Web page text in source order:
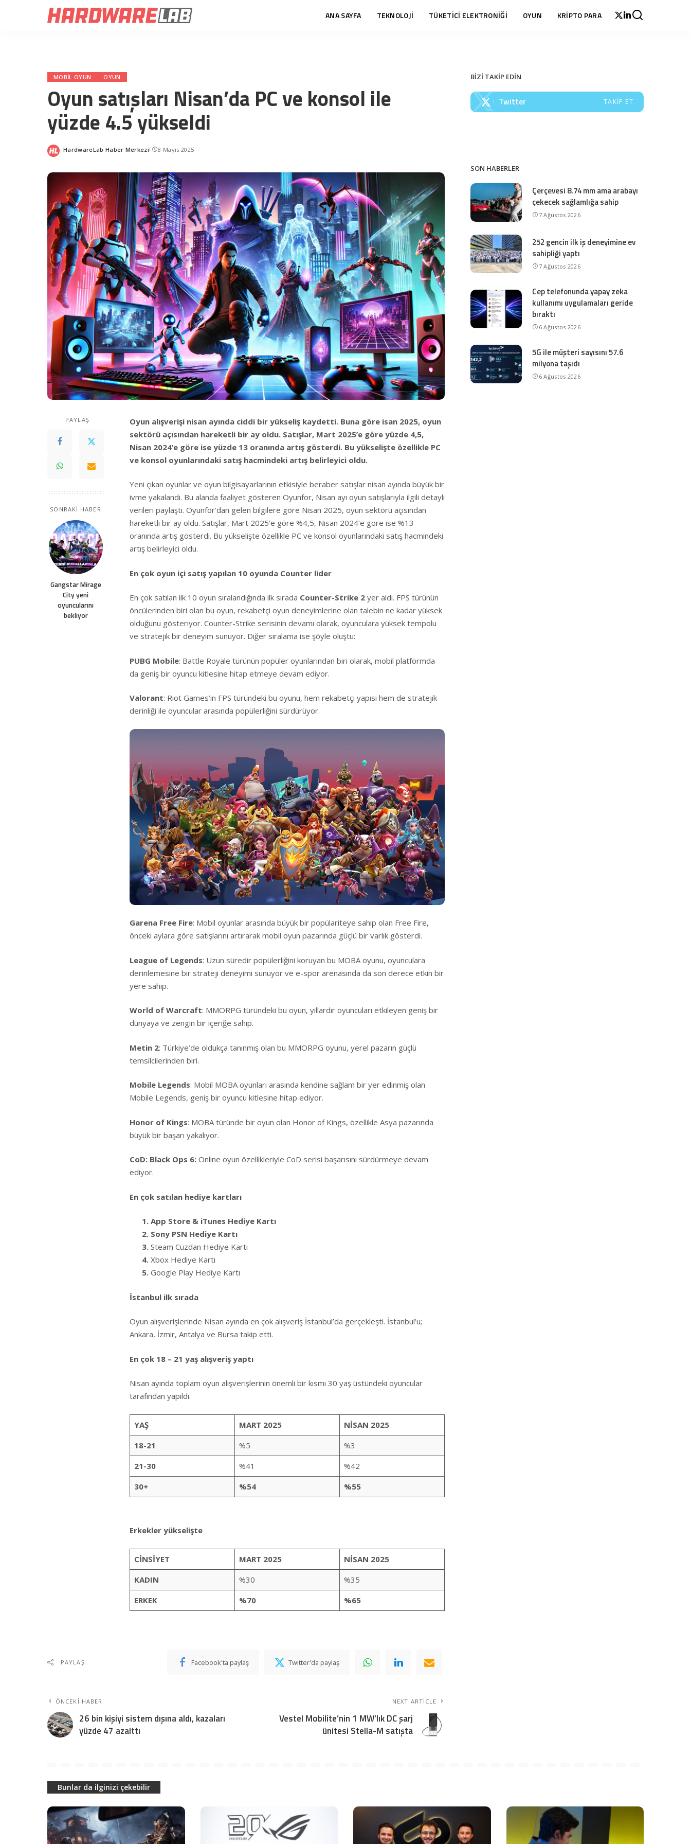
ANA SAYFA TEKNOLOJİ TÜKETİCİ ELEKTRONİĞİ OYUN KRİPTO PARA
MOBIL OYUN OYUN
Oyun satışları Nisan’da PC ve konsol ile
yüzde 4.5 yükseldi
Posted
HardwareLab Haber Merkezi 8 Mayıs 2025
PAYLAŞ
SONRAKİ HABER
Gangstar Mirage
City yeni
oyuncularını
bekliyor
Oyun alışverişi nisan ayında ciddi bir yükseliş kaydetti. Buna göre isan 2025, oyun
sektörü açısından hareketli bir ay oldu. Satışlar, Mart 2025’e göre yüzde 4,5,
Nisan 2024’e göre ise yüzde 13 oranında artış gösterdi. Bu yükselişte özellikle PC
ve konsol oyunlarındaki satış hacmindeki artış belirleyici oldu.
Yeni çıkan oyunlar ve oyun bilgisayarlarının etkisiyle beraber satışlar nisan ayında büyük bir
ivme yakalandı. Bu alanda faaliyet gösteren Oyunfor, Nisan ayı oyun satışlarıyla ilgili detaylı
verileri paylaştı. Oyunfor’dan gelen bilgilere göre Nisan 2025, oyun sektörü açısından
hareketli bir ay oldu. Satışlar, Mart 2025’e göre %4,5, Nisan 2024’e göre ise %13
oranında artış gösterdi. Bu yükselişte özellikle PC ve konsol oyunlarındaki satış hacmindeki
artış belirleyici oldu.
En çok oyun içi satış yapılan 10 oyunda Counter lider
En çok satılan ilk 10 oyun sıralandığında ilk sırada Counter-Strike 2 yer aldı. FPS türünün
öncülerinden biri olan bu oyun, rekabetçi oyun deneyimlerine olan talebin ne kadar yüksek
olduğunu gösteriyor. Counter-Strike serisinin devamı olarak, oyunculara yüksek tempolu
ve stratejik bir deneyim sunuyor. Diğer sıralama ise şöyle oluştu:
PUBG Mobile: Battle Royale türünün popüler oyunlarından biri olarak, mobil platformda
da geniş bir oyuncu kitlesine hitap etmeye devam ediyor.
Valorant: Riot Games’in FPS türündeki bu oyunu, hem rekabetçi yapısı hem de stratejik
derinliği ile oyuncular arasında popülerliğini sürdürüyor.
Garena Free Fire: Mobil oyunlar arasında büyük bir popülariteye sahip olan Free Fire,
önceki aylara göre satışlarını artırarak mobil oyun pazarında güçlü bir varlık gösterdi.
League of Legends: Uzun süredir popülerliğini koruyan bu MOBA oyunu, oyunculara
derinlemesine bir strateji deneyimi sunuyor ve e-spor arenasında da son derece etkin bir
yere sahip.
World of Warcraft: MMORPG türündeki bu oyun, yıllardır oyuncuları etkileyen geniş bir
dünyaya ve zengin bir içeriğe sahip.
Metin 2: Türkiye’de oldukça tanınmış olan bu MMORPG oyunu, yerel pazarın güçlü
temsilcilerinden biri.
Mobile Legends: Mobil MOBA oyunları arasında kendine sağlam bir yer edinmiş olan
Mobile Legends, geniş bir oyuncu kitlesine hitap ediyor.
Honor of Kings: MOBA türünde bir oyun olan Honor of Kings, özellikle Asya pazarında
büyük bir başarı yakalıyor.
CoD: Black Ops 6: Online oyun özellikleriyle CoD serisi başarısını sürdürmeye devam
ediyor.
En çok satılan hediye kartları
1. App Store & iTunes Hediye Kartı
2. Sony PSN Hediye Kartı
3. Steam Cüzdan Hediye Kartı
4. Xbox Hediye Kartı
5. Google Play Hediye Kartı
İstanbul ilk sırada
Oyun alışverişlerinde Nisan ayında en çok alışveriş İstanbul’da gerçekleşti. İstanbul’u;
Ankara, İzmir, Antalya ve Bursa takip etti.
En çok 18 – 21 yaş alışveriş yaptı
Nisan ayında toplam oyun alışverişlerinin önemli bir kısmı 30 yaş üstündeki oyuncular
tarafından yapıldı.
YAŞ MART 2025
NİSAN 2025
18-21
%5
%3
21-30
%41
%42
30+
%54 %55
Erkekler yükselişte
CİNSİYET MART 2025
NİSAN 2025
KADIN
%30
%35
ERKEK
%70 %65
PAYLAŞ Facebook'ta paylaş Twitter'da paylaş
ÖNCEKI HABER
26 bin kişiyi sistem dışına aldı, kazaları
yüzde 47 azalttı
NEXT ARTICLE
Vestel Mobilite’nin 1 MW’lık DC şarj
ünitesi Stella-M satışta
BİZİ TAKİP EDİN
Twitter TAKIP ET
SON HABERLER
Çerçevesi 8.74 mm ama arabayı
çekecek sağlamlığa sahip
7 Ağustos 2026
252 gencin ilk iş deneyimine ev
sahipliği yaptı
7 Ağustos 2026
Cep telefonunda yapay zeka
kullanımı uygulamaları geride
bıraktı
6 Ağustos 2026
5G ile müşteri sayısını 57.6
milyona taşıdı
6 Ağustos 2026
Bunlar da ilginizi çekebilir